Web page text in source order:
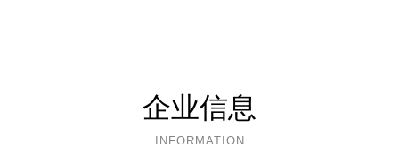
企业信息
INFORMATION